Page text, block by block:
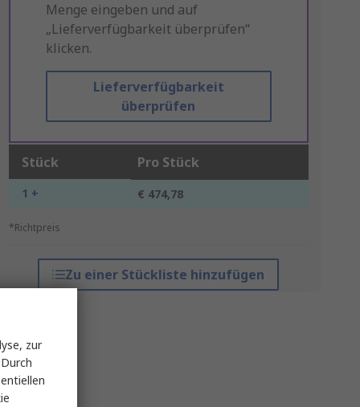
Menge eingeben und auf
„Lieferverfügbarkeit überprüfen“
klicken.
Lieferverfügbarkeit
überprüfen
Stück Pro Stück
1 + € 474,78
*Richtpreis
Zu einer Stückliste hinzufügen
zur